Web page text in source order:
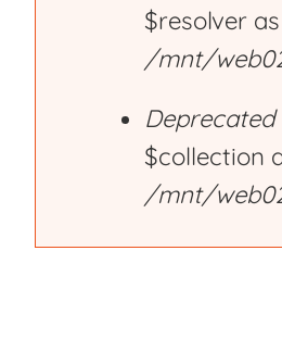
$resolver
/mnt/
$collection
/mnt/